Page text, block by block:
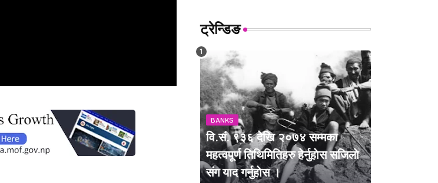
ट्रेन्डिङ
BANKS
वि.सं. ९३६ देखि २०७४ सम्मका
महत्वपूर्ण तिथिमितिहरु हेर्नुहाेस सजिलाे
संग याद गर्नुहाेस ।